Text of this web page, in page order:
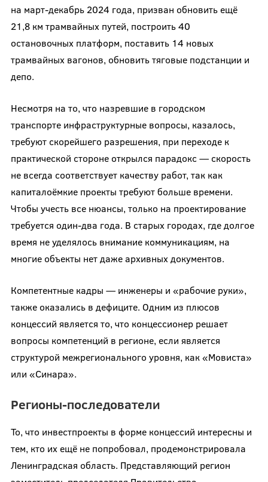
на март-декабрь 2024 года, призван обновить ещё
21,8 км трамвайных путей, построить 40
остановочных платформ, поставить 14 новых
трамвайных вагонов, обновить тяговые подстанции и
депо.
Несмотря на то, что назревшие в городском
транспорте инфраструктурные вопросы, казалось,
требуют скорейшего разрешения, при переходе к
практической стороне открылся парадокс — скорость
не всегда соответствует качеству работ, так как
капиталоёмкие проекты требуют больше времени.
Чтобы учесть все нюансы, только на проектирование
требуется один-два года. В старых городах, где долгое
время не уделялось внимание коммуникациям, на
многие объекты нет даже архивных документов.
Компетентные кадры — инженеры и «рабочие руки»,
также оказались в дефиците. Одним из плюсов
концессий является то, что концессионер решает
вопросы компетенций в регионе, если является
структурой межрегионального уровня, как «Мовиста»
или «Синара».
Регионы-последователи
То, что инвестпроекты в форме концессий интересны и
тем, кто их ещё не попробовал, продемонстрировала
Ленинградская область. Представляющий регион